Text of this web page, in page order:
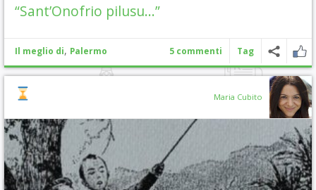
“Sant’Onofrio pilusu…”
Il meglio di, Palermo 5 commenti Tag
Maria Cubito